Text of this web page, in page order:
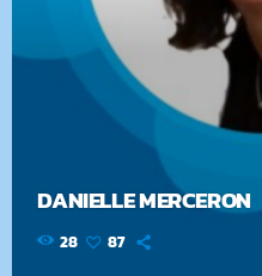
DANIELLE MERCERON
28 87